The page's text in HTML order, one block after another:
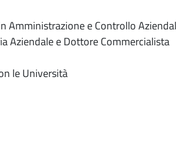
Amministrazione e Controllo
Aziendale e Dottore Commercialista
le Università